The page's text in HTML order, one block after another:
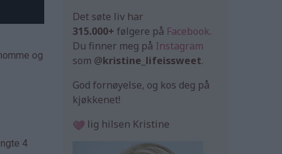
og
4
Det søte liv har
315.000+ følgere på Facebook.
Du finner meg på Instagram
som @kristine_lifeissweet.
God fornøyelse, og kos deg på
kjøkkenet!
lig hilsen Kristine